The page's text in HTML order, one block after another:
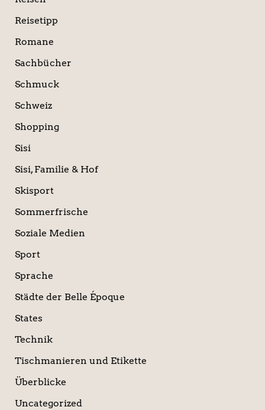
Reisetipp
Romane
Sachbücher
Schmuck
Schweiz
Shopping
Sisi
Sisi, Familie & Hof
Skisport
Sommerfrische
Soziale Medien
Sport
Sprache
Städte der Belle Époque
States
Technik
Tischmanieren und Etikette
Überblicke
Uncategorized